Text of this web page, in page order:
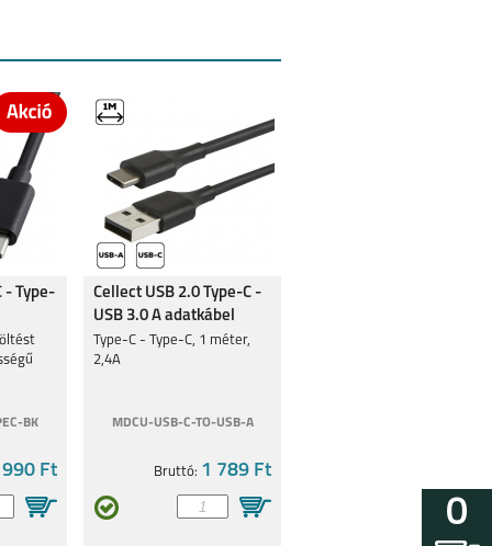
- Type-
BK
990 Ft
Cellect USB 2.0 Type-C -
USB 3.0 A adatkábel
Type-C - Type-C, 1 méter,
2,4A
MDCU-USB-C-TO-USB-A
Bruttó: 1 789 Ft
0